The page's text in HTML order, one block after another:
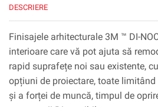
DESCRIERE
Finisajele arhitecturale 3M ™ DI-
interioare care vă pot ajuta să
rapid suprafețe noi sau existente,
opțiuni de proiectare, toate
și a forței de muncă, timpul de